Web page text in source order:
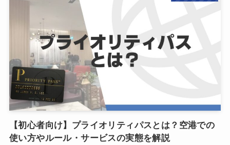
【初心者向け】プライオリティパスとは？空港での
使い方やルール・サービスの実態を解説